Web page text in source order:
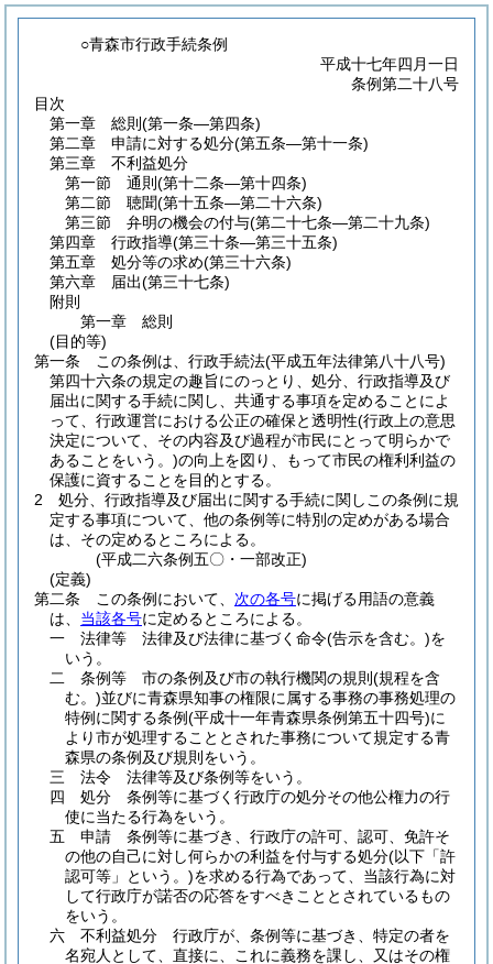
○青森市行政手続条例
平成十七年四月一日
条例第二十八号
目次
第一章
総則 (第一条―第四条)
第二章
申請に対する処分(第五条―第十一条)
第三章
不利益処分
第一節
通則 (第十二条―第十四条)
第二節
聴聞(第十五条―第二十六条)
第三節
弁明の機会の付与(第二十七条―第二十九条)
第四章
行政指導(第三十条―第三十五条)
第五章
処分等の求め(第三十六条)
第六章
届出(第三十七条)
附則
第一章
総則
(目的等)
第一条
この条例は、行政手続法(平成五年法律第八十八号)
第四十六条の規定の趣旨にのっとり、処分、行政指導及び
届出に関する手続に関し、共通する事項を定めることによ
って、行政運営における公正の確保と透明性(行政上の意思
決定について、その内容及び過程が市民にとって明らかで
あることをいう。)の向上を図り、もって市民の権利利益の
保護に資することを目的とする。
2
処分、行政指導及び届出に関する手続に関しこの条例に規
定する事項について、他の条例等に特別の定めがある場合
は、その定めるところによる。
(平成二六条例五〇・一部改正)
(定義)
第二条
この条例において、 次の各号に掲げる用語の意義
は、 当該各号に定めるところによる。
一
法律等 法律及び法律に基づく命令(告示を含む。)を
いう。
二
条例等 市の条例及び市の執行機関の規則 (規程を含
む。)並びに青森県知事の権限に属する事務の事務処理の
特例に関する条例(平成十一年青森県条例第五十四号)に
より市が処理することとされた事務について規定する青
森県の条例及び規則をいう。
三
法令 法律等及び条例等をいう。
四
処分 条例等に基づく行政庁の処分その他公権力の行
使に当たる行為をいう。
五
申請 条例等に基づき、行政庁の許可、認可、免許そ
の他の自己に対し何らかの利益を付与する処分(以下「許
認可等」という。)を求める行為であって、当該行為に対
して行政庁が諾否の応答をすべきこととされているもの
をいう。
六
不利益処分 行政庁が、条例等に基づき、特定の者を
名宛人として、直接に、これに義務を課し、又はその権